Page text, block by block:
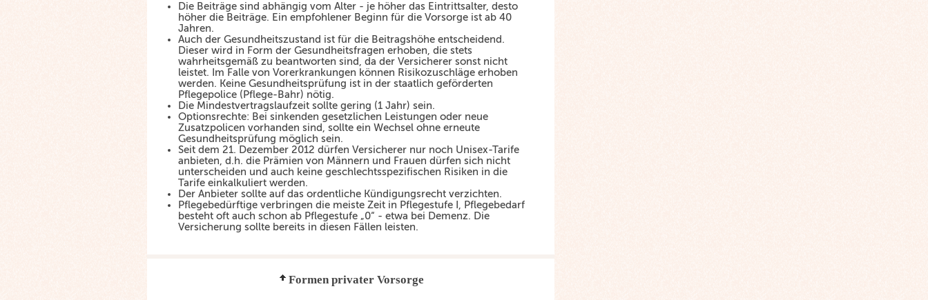
Die Beiträge sind abhängig vom Alter - je höher das Eintrittsalter, desto
höher die Beiträge. Ein empfohlener Beginn für die Vorsorge ist ab 40
Jahren.
Auch der Gesundheitszustand ist für die Beitragshöhe entscheidend.
Dieser wird in Form der Gesundheitsfragen erhoben, die stets
wahrheitsgemäß zu beantworten sind, da der Versicherer sonst nicht
leistet. Im Falle von Vorerkrankungen können Risikozuschläge erhoben
werden. Keine Gesundheitsprüfung ist in der staatlich geförderten
Pflegepolice (Pflege-Bahr) nötig.
Die Mindestvertragslaufzeit sollte gering (1 Jahr) sein.
Optionsrechte: Bei sinkenden gesetzlichen Leistungen oder neue
Zusatzpolicen vorhanden sind, sollte ein Wechsel ohne erneute
Gesundheitsprüfung möglich sein.
Seit dem 21. Dezember 2012 dürfen Versicherer nur noch Unisex-Tarife
anbieten, d.h. die Prämien von Männern und Frauen dürfen sich nicht
unterscheiden und auch keine geschlechtsspezifischen Risiken in die
Tarife einkalkuliert werden.
Der Anbieter sollte auf das ordentliche Kündigungsrecht verzichten.
Pflegebedürftige verbringen die meiste Zeit in Pflegestufe I, Pflegebedarf
besteht oft auch schon ab Pflegestufe „0“ - etwa bei Demenz. Die
Versicherung sollte bereits in diesen Fällen leisten.
Formen privater Vorsorge